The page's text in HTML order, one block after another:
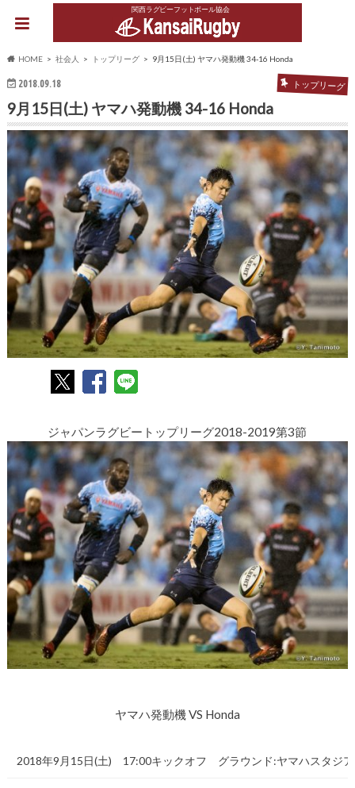
関西ラグビーフットボール協会
HOME 社会人 トップリーグ 9月15日(土) ヤマハ発動機 34-16 Honda
2018.09.18 トップリーグ
9月15日(土) ヤマハ発動機 34-16 Honda
ジャパンラグビートップリーグ2018-2019第3節
ヤマハ発動機 VS Honda
2018年9月15日(土) 17:00キックオフ グラウンド:ヤマハスタジ